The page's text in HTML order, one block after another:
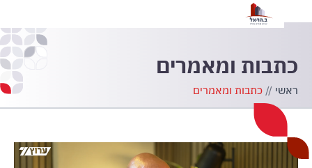
כתבות ומאמרים
ראשי // כתבות ומאמרים